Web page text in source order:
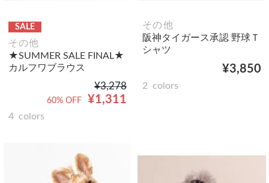
SALE
その他
★SUMMER SALE FINAL★
カルフワブラウス
¥3,278
¥1,311
60% OFF
4 colors
その他
阪神タイガース承認 野球Ｔ
シャツ
¥3,850
2 colors